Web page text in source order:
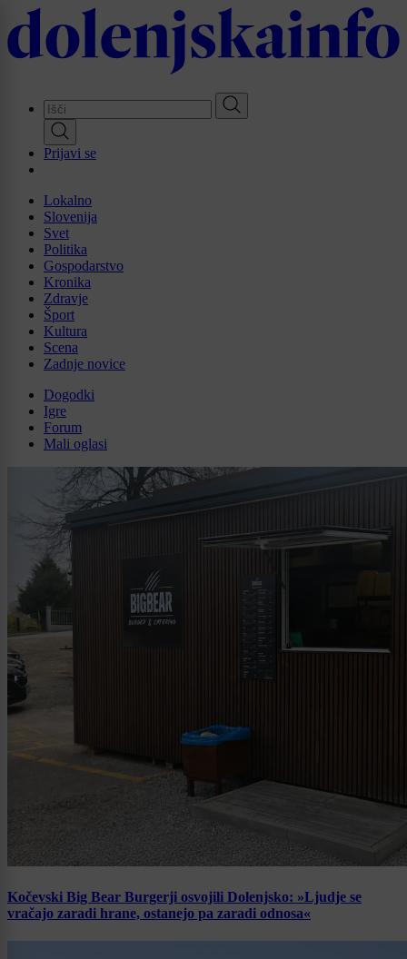
Skip
to
main
Prijavi se
Lokalno
Slovenija
Svet
Politika
Gospodarstvo
Kronika
Zdravje
Šport
Kultura
Scena
Zadnje novice
Dogodki
Igre
Forum
Mali oglasi
Kočevski Big Bear Burgerji osvojili Dolenjsko: »Ljudje se
vračajo zaradi hrane, ostanejo pa zaradi odnosa«